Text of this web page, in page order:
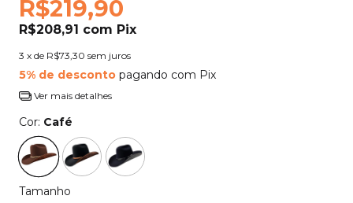
R$219,90
R$208,91 com Pix
3 x de R$73,30 sem juros
5% de desconto pagando com Pix
Ver mais detalhes
Cor: Café
Tamanho